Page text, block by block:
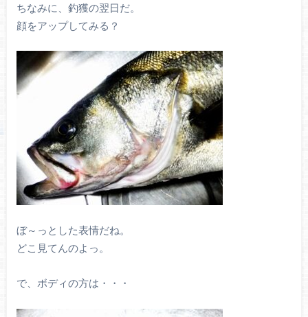
ちなみに、釣獲の翌日だ。
顔をアップしてみる？
ぼ～っとした表情だね。
どこ見てんのよっ。
で、ボディの方は・・・